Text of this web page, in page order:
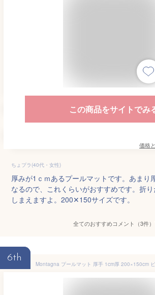
この商品をサイトでみ
価格
ちょプラ(40代・女性)
厚みが1ｃｍあるプールマットです。あまり
なるので、これくらいがおすすめです。折
しまえますよ。200✕150サイズです。
全てのおすすめコメント（3件）
6th